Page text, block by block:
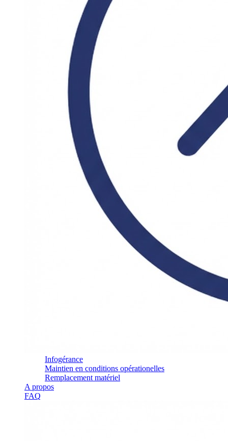
Infogérance
Maintien en conditions opérationelles
Remplacement matériel
A propos
FAQ